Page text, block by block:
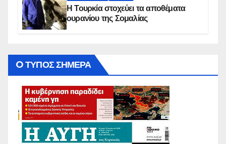
Η Τουρκία στοχεύει τα αποθέματα
ουρανίου της Σομαλίας
O ΤΥΠΟΣ ΣΗΜΕΡΑ